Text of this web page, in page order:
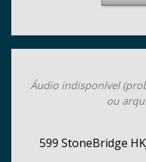
Áudio indisponível
ou
599 StoneBridge